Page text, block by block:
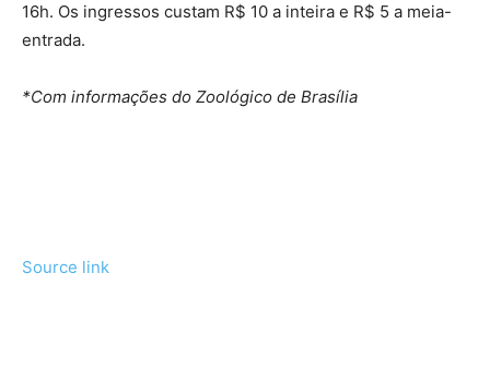
16h. Os ingressos custam R$ 10 a inteira e R$ 5 a meia-
entrada.
*Com informações do Zoológico de Brasília
Source link